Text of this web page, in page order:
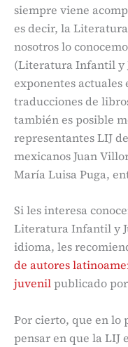
siempre viene
es decir, la
nosotros lo
(Literatura Infantil y
exponentes actuales
traducciones de
también es posible
representantes LIJ
mexicanos Juan
María Luisa Puga,
Si les interesa
Literatura Infantil y
idioma, les
de autores
juvenilpublicado
Por cierto, que en lo
pensar en que la LIJ